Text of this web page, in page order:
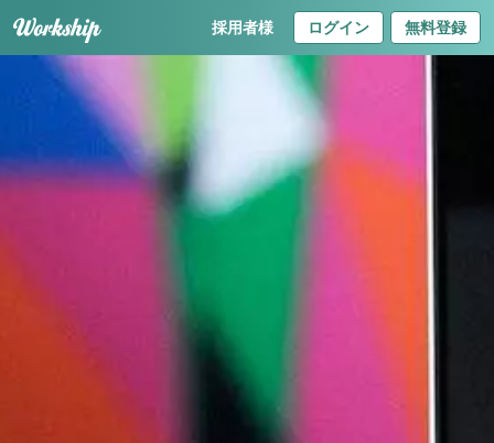
採用者様 ログイン 無料登録